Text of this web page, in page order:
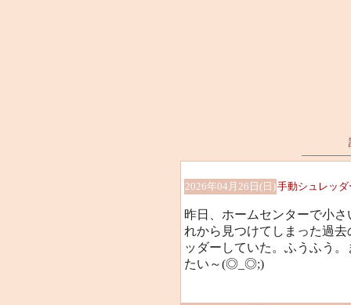
2026年04月26日(日)手動シュレッダ
昨日、ホームセンターで小
れから見つけてしまった過
ッダーしていた。ふうふう
たい～(◎_◎;)